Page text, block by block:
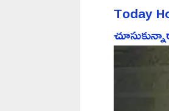
Today